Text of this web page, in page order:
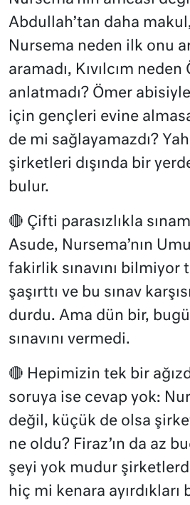
Abdullah’tan daha
Nursema neden ilk onu
aramadı, Kıvılcım neden
anlatmadı? Ömer
için gençleri evine
de mi sağlayamazdı?
şirketleri dışında bir
bulur.
🔴 Çifti parasızlıkla
Asude, Nursema’nın
fakirlik sınavını bilmiyor
şaşırttı ve bu sınav
durdu. Ama dün bir,
sınavını vermedi.
🔴 Hepimizin tek bir
soruya ise cevap yok:
değil, küçük de olsa
ne oldu? Firaz’ın da az
şeyi yok mudur
hiç mi kenara ayırdıkları